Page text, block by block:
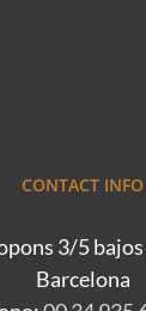
CONTACT INFO
3/5
Barcelona